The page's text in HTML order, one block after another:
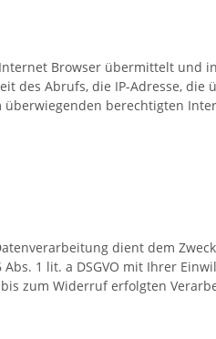
Browser übermittelt und
des Abrufs, die IP-Adresse, die
überwiegenden berechtigten
dient dem
1 lit. a DSGVO mit Ihrer
zum Widerruf erfolgten